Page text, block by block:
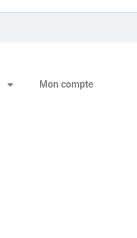
Mon compte